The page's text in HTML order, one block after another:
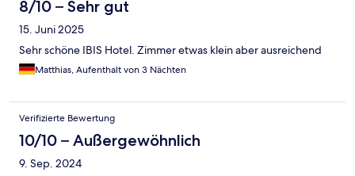
8/10 – Sehr gut
15. Juni 2025
Sehr schöne IBIS Hotel. Zimmer etwas klein aber ausreichend
Matthias, Aufenthalt von 3 Nächten
Verifizierte Bewertung
10/10 – Außergewöhnlich
9. Sep. 2024